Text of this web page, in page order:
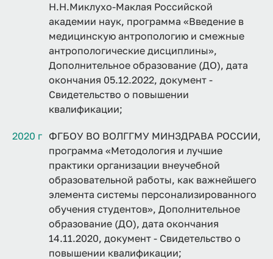
Н.Н.Миклухо-Маклая Российской
академии наук, программа «Введение в
медицинскую антропологию и смежные
антропологические дисциплины»,
Дополнительное образование (ДО), дата
окончания 05.12.2022, документ -
Свидетельство о повышении
квалификации;
2020 г ФГБОУ ВО ВОЛГГМУ МИНЗДРАВА РОССИИ,
программа «Методология и лучшие
практики организации внеучебной
образовательной работы, как важнейшего
элемента системы персонализированного
обучения студентов», Дополнительное
образование (ДО), дата окончания
14.11.2020, документ - Свидетельство о
повышении квалификации;